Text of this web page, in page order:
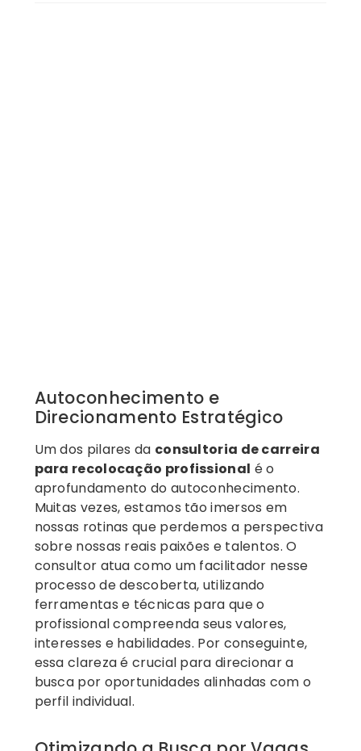
Autoconhecimento e
Direcionamento Estratégico
Um dos pilares da consultoria de carreira
para recolocação profissional é o
aprofundamento do autoconhecimento.
Muitas vezes, estamos tão imersos em
nossas rotinas que perdemos a perspectiva
sobre nossas reais paixões e talentos. O
consultor atua como um facilitador nesse
processo de descoberta, utilizando
ferramentas e técnicas para que o
profissional compreenda seus valores,
interesses e habilidades. Por conseguinte,
essa clareza é crucial para direcionar a
busca por oportunidades alinhadas com o
perfil individual.